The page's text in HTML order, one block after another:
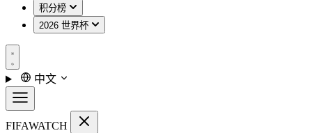
积分榜
2026 世界杯
中文
FIFAWATCH